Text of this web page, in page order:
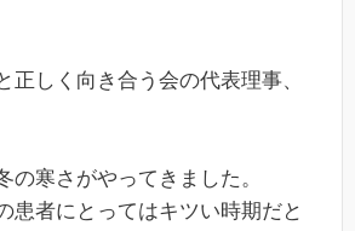
正しく向き合う会の代表理事、
の寒さがやってきました。
患者にとってはキツい時期だと